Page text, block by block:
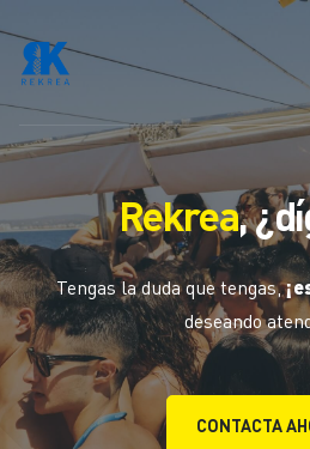
Rekrea,
Tengas la duda que tengas,
deseando
CONTACTA